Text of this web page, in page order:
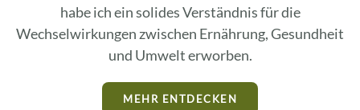
habe ich ein solides Verständnis für die
Wechselwirkungen zwischen Ernährung, Gesundheit
und Umwelt erworben.
MEHR ENTDECKEN